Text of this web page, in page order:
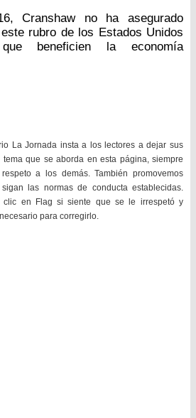
Cranshaw no ha asegurado
rubro de los Estados Unidos
beneficien la economía
La Jornada insta a los lectores a dejar sus
que se aborda en esta página, siempre
a los demás. También promovemos
las normas de conducta establecidas.
clic en Flag si siente que se le irrespetó y
para corregirlo.